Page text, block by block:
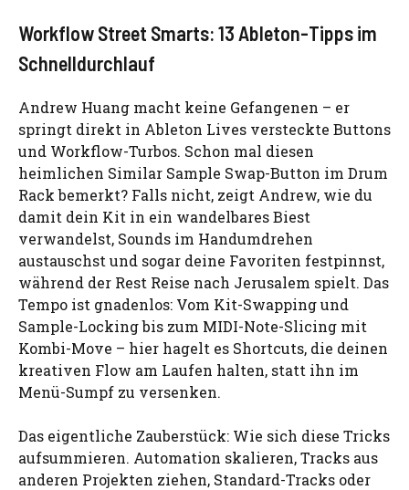
Workflow Street Smarts: 13 Ableton-Tipps im
Schnelldurchlauf
Andrew Huang macht keine Gefangenen – er
springt direkt in Ableton Lives versteckte Buttons
und Workflow-Turbos. Schon mal diesen
heimlichen Similar Sample Swap-Button im Drum
Rack bemerkt? Falls nicht, zeigt Andrew, wie du
damit dein Kit in ein wandelbares Biest
verwandelst, Sounds im Handumdrehen
austauschst und sogar deine Favoriten festpinnst,
während der Rest Reise nach Jerusalem spielt. Das
Tempo ist gnadenlos: Vom Kit-Swapping und
Sample-Locking bis zum MIDI-Note-Slicing mit
Kombi-Move – hier hagelt es Shortcuts, die deinen
kreativen Flow am Laufen halten, statt ihn im
Menü-Sumpf zu versenken.
Das eigentliche Zauberstück: Wie sich diese Tricks
aufsummieren. Automation skalieren, Tracks aus
anderen Projekten ziehen, Standard-Tracks oder